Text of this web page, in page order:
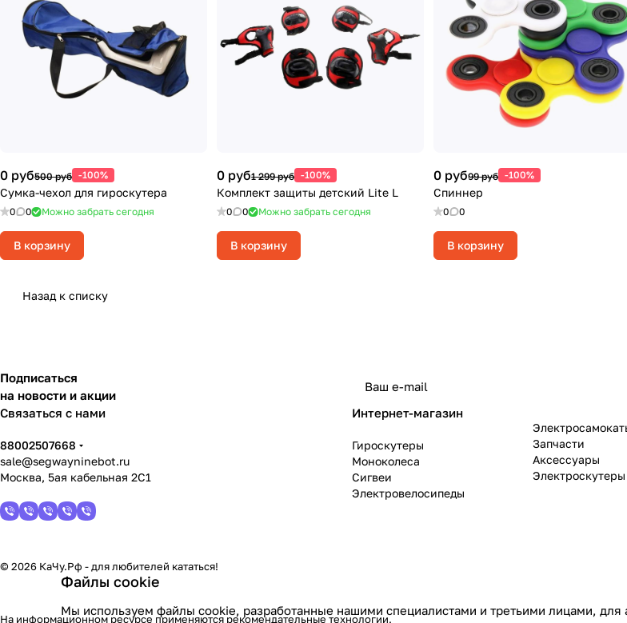
0 руб500 руб -100%
Сумка-чехол для гироскутера
0 0 Можно забрать сегодня
В корзину
0 руб1 299 руб -100%
Комплект защиты детский Lite L
0 0 Можно забрать сегодня
В корзину
0 руб99 руб -100%
Спиннер
0 0
В корзину
Назад к списку
Подписаться
на новости и акции
Связаться с нами
88002507668
sale@segwayninebot.ru
Москва, 5ая кабельная 2С1
Интернет-магазин
Гироскутеры
Моноколеса
Сигвеи
Электровелосипеды
Запчасти
Аксессуары
Электроскутеры
© 2026 КаЧу.Рф - для любителей кататься!
На информационном ресурсе применяютсярекомендательные технологии.
Файлы cookie
Мы используем файлы cookie, разработанные нашими специалистами и третьими лицами, для